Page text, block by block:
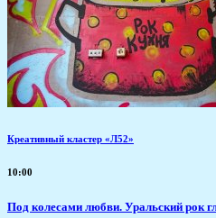
Креативный кластер «Л52»
10:00
Под колесами любви. Уральский рок